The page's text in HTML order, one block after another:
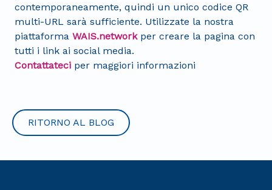
contemporaneamente, quindi un unico codice QR
multi-URL sarà sufficiente. Utilizzate la nostra
piattaforma WAIS.networkper creare la pagina con
tutti i link ai social media.
Contattateci per maggiori informazioni
RITORNO AL BLOG